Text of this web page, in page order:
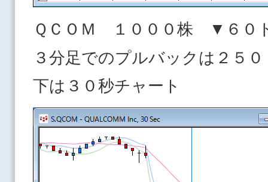
ＱＣＯＭ １０００株 ▼６０
３分足でのプルバックは２５
下は３０秒チャート